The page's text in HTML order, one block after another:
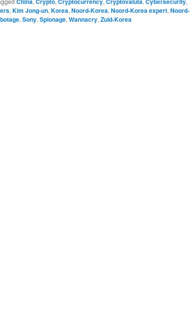
, Kim Jong-un, Korea, Noord-Korea, Noord-Korea expert, Noord-
, Sony, Spionage, Wannacry, Zuid-Korea